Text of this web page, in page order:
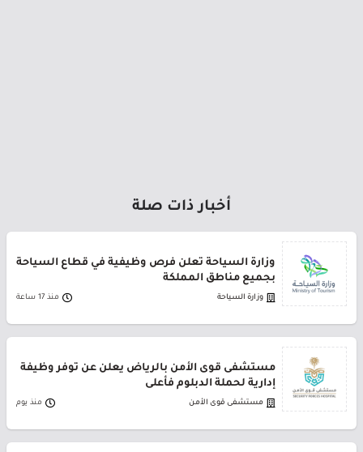
أخبار ذات صلة
وزارة السياحة تعلن فرص وظيفية في قطاع السياحة
بجميع مناطق المملكة
وزارة السياحة منذ 17 ساعة
مستشفى قوى الأمن بالرياض يعلن عن توفر وظيفة
إدارية لحملة الدبلوم فأعلى
مستشفى قوى الأمن منذ يوم